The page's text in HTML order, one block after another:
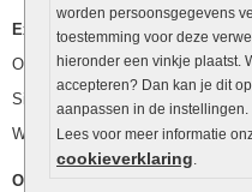
worden persoonsgegevens
toestemming voor deze
hieronder een vinkje plaatst.
accepteren? Dan kan je dit
aanpassen in de instellingen.
Lees voor meer informatie
cookieverklaring
Extra benodigdheden
Ophoogzand
Siergrind en siersplit
Waterafvoer
Overig